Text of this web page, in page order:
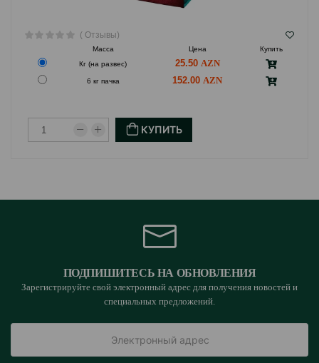
( Отзывы)
Масса Цена
Купить
Кг (на развес)
25.50
6 кг пачка 152.00
КУПИТЬ
ПОДПИШИТЕСЬ НА ОБНОВЛЕНИЯ
Зарегистрируйте свой электронный адрес для получения новостей и
специальных предложений.